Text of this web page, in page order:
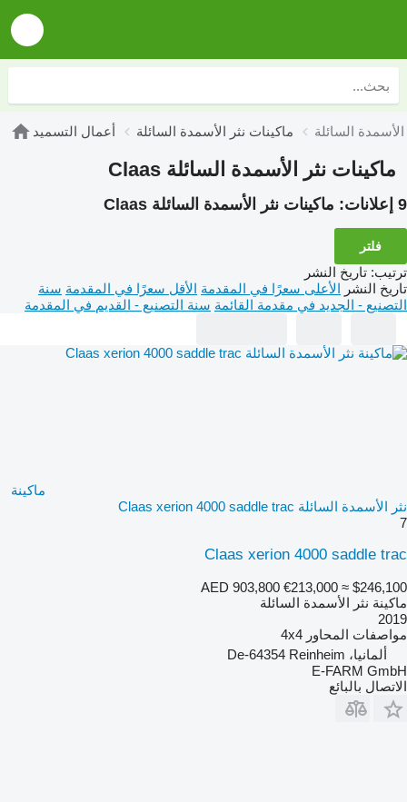
أعمال التسميد ماكينات نثر الأسمدة السائلة
ماكينات نثر الأسمدة السائلة Claas
9 إعلانات: ماكينات نثر الأسمدة السائلة Claas
فلتر
ترتيب: تاريخ النشر
تاريخ النشر الأعلى سعرًا في المقدمة الأقل سعرًا في المقدمة سنة
التصنيع - الجديد في مقدمة القائمة سنة التصنيع - القديم في المقدمة
ماكينة
نثر الأسمدة السائلة Claas xerion 4000 saddle trac
7
Claas xerion 4000 saddle trac
AED 903,800 €213,000 ≈ $246,100
ماكينة نثر الأسمدة السائلة
2019
مواصفات المحاور 4x4
ألمانيا، De-64354 Reinheim
E-FARM GmbH
الاتصال بالبائع